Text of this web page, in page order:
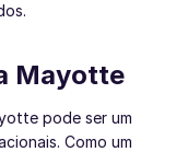
Mayotte
pode ser um
Como um